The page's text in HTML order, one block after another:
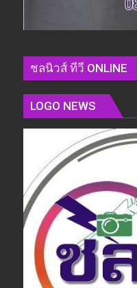
ชลนิวส์ ทีวี ONLINE
LOGO NEWS